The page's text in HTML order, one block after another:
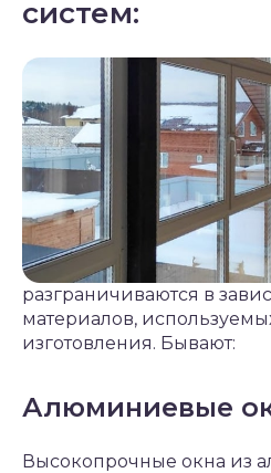
систем:
разграничиваются в
материалов,
изготовления. Бывают:
Алюминиевые
Высокопрочные окна из